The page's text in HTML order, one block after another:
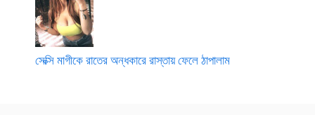
সেক্সি মাগীকে রাতের অন্ধকারে রাস্তায় ফেলে ঠাপালাম